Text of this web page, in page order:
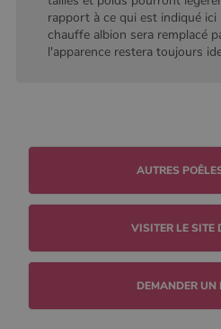
rapport à ce qui est indiqué ici
chauffe albion sera remplacé
l'apparence restera toujours
VISITER LE SITE
DEMANDER UN